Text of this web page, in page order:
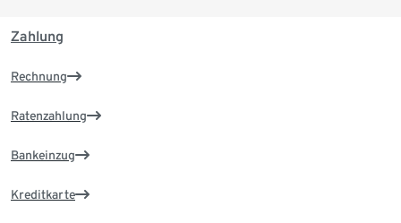
Zahlung
Rechnung
Ratenzahlung
Bankeinzug
Kreditkarte